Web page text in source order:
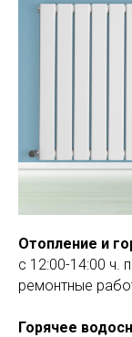
Отопление и
с 12:00-14:00 ч.
ремонтные
Горячее